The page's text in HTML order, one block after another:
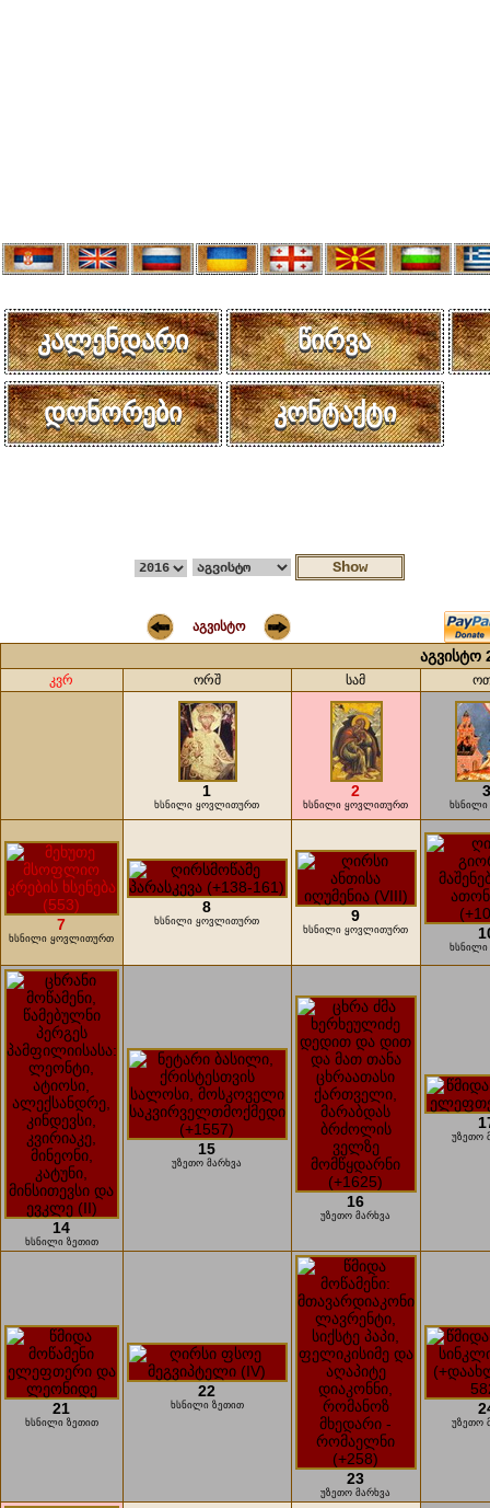
კალენდარი წირვა
დონორები კონტაქტი
აგვისტო
აგვისტო
კვრ ორშ სამ
1
ხსნილი ყოვლითურთ
2
ხსნილი ყოვლითურთ
3
7
ხსნილი ყოვლითურთ
8
ხსნილი ყოვლითურთ 9
ხსნილი ყოვლითურთ
14
ხსნილი ზეთით
15
უზეთო მარხვა
16
უზეთო მარხვა
უზეთო
21
ხსნილი ზეთით
22
ხსნილი ზეთით
23
უზეთო მარხვა
უზეთო